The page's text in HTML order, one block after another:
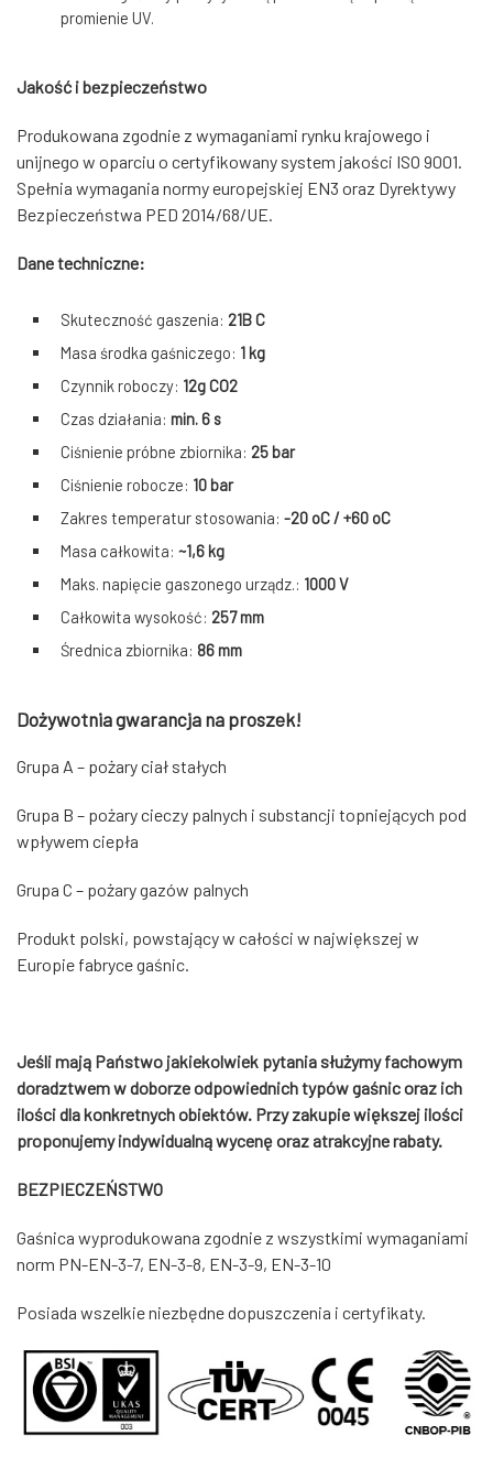
promienie UV.
Jakość i bezpieczeństwo
Produkowana zgodnie z wymaganiami rynku krajowego i
unijnego w oparciu o certyfikowany system jakości ISO 9001.
Spełnia wymagania normy europejskiej EN3 oraz Dyrektywy
Bezpieczeństwa PED 2014/68/UE.
Dane techniczne:
Skuteczność gaszenia: 21B C
Masa środka gaśniczego: 1 kg
Czynnik roboczy: 12g CO2
Czas działania: min. 6 s
Ciśnienie próbne zbiornika: 25 bar
Ciśnienie robocze: 10 bar
Zakres temperatur stosowania: -20 oC / +60 oC
Masa całkowita: ~1,6 kg
Maks. napięcie gaszonego urządz.: 1000 V
Całkowita wysokość: 257 mm
Średnica zbiornika: 86 mm
Dożywotnia gwarancja na proszek!
Grupa A – pożary ciał stałych
Grupa B – pożary cieczy palnych i substancji topniejących pod
wpływem ciepła
Grupa C – pożary gazów palnych
Produkt polski, powstający w całości w największej w
Europie fabryce gaśnic.
Jeśli mają Państwo jakiekolwiek pytania służymy fachowym
doradztwem w doborze odpowiednich typów gaśnic oraz ich
ilości dla konkretnych obiektów. Przy zakupie większej ilości
proponujemy indywidualną wycenę oraz atrakcyjne rabaty.
BEZPIECZEŃSTWO
Gaśnica wyprodukowana zgodnie z wszystkimi wymaganiami
norm PN-EN-3-7, EN-3-8, EN-3-9, EN-3-10
Posiada wszelkie niezbędne dopuszczenia i certyfikaty.